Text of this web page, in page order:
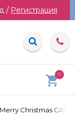
/ Регистрация
0
Christmas